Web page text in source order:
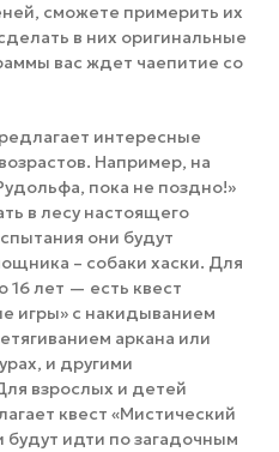
сможете примерить их
в них оригинальные
вас ждет чаепитие со
интересные
Например, на
пока не поздно!»
в лесу настоящего
они будут
– собаки хаски. Для
лет — есть квест
игры» с накидыванием
аркана или
и другими
взрослых и детей
квест «Мистический
будут идти по загадочным